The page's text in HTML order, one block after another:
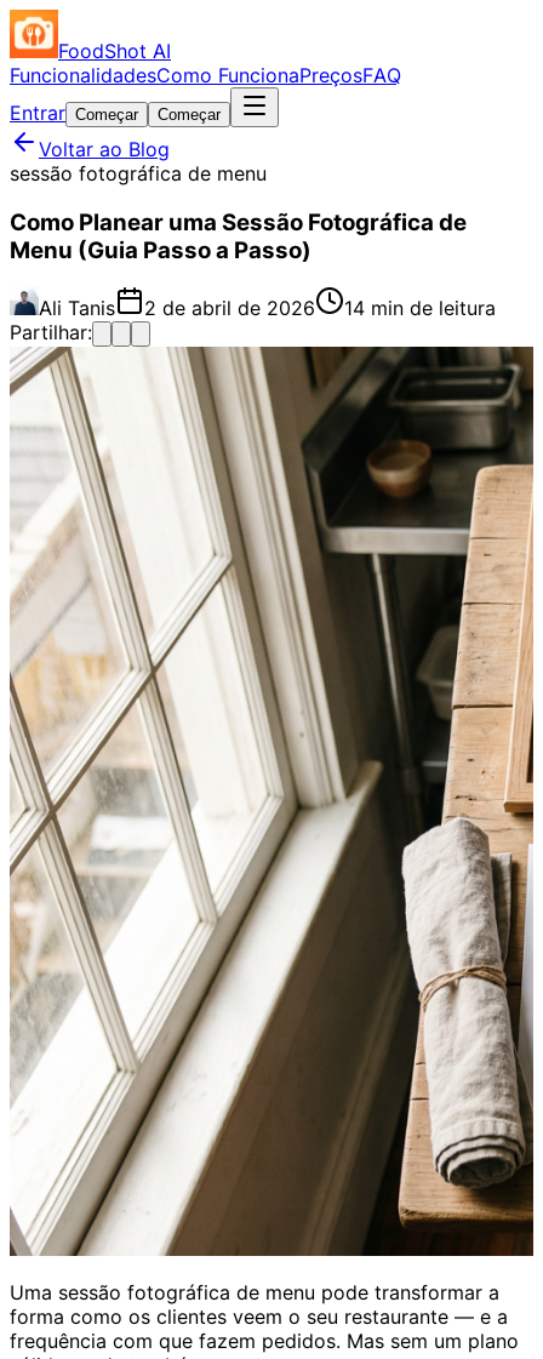
FoodShot AI
FuncionalidadesComo FuncionaPreçosFAQ
Entrar Começar Começar
Voltar ao Blog
sessão fotográfica de menu
Como Planear uma Sessão Fotográfica de
Menu (Guia Passo a Passo)
Ali Tanis 2 de abril de 2026
14 min de leitura
Partilhar:
Uma sessão fotográfica de menu pode transformar a
forma como os clientes veem o seu restaurante — e a
frequência com que fazem pedidos. Mas sem um plano